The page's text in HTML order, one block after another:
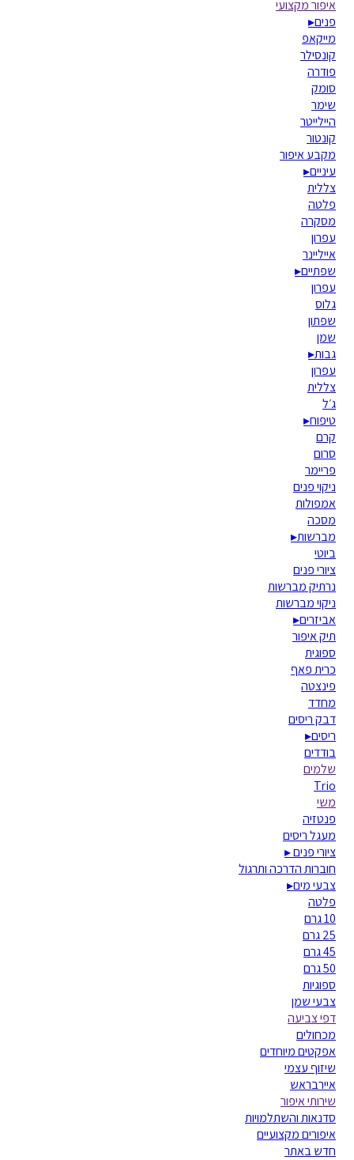
איפור מקצועי
פנים▸
מייקאפ
קונסילר
פודרה
סומק
שימר
היילייטר
קונטור
מקבע איפור
עיניים▸
צללית
פלטה
מסקרה
עפרון
אייליינר
שפתיים▸
עפרון
גלוס
שפתון
שמן
גבות▸
עפרון
צללית
ג׳ל
טיפוח▸
קרם
סרום
פריימר
ניקוי פנים
אמפולות
מסכה
מברשות▸
ביוטי
ציורי פנים
נרתיק מברשות
ניקוי מברשות
אביזרים▸
תיק איפור
ספוגית
כרית פאף
פינצטה
מחדד
דבק ריסים
ריסים▸
בודדים
שלמים
Trio
משי
פנטזיה
מעגל ריסים
ציורי פנים▸
חוברות הדרכה ותרגול
צבעי מים▸
פלטה
10 גרם
25 גרם
45 גרם
50 גרם
ספוגיות
צבעי שמן
דפי צביעה
מכחולים
אפקטים מיוחדים
שיזוף עצמי
איירבראש
שירותי איפור
סדנאות והשתלמויות
איפורים מקצועיים
חדש באתר